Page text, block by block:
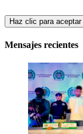
Haz clic para
Mensajes recientes